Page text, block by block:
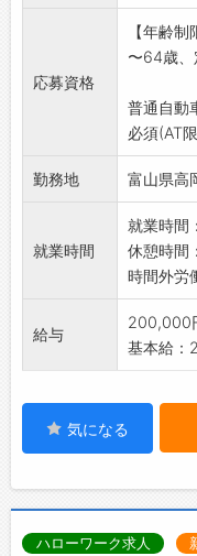
応募くだ
【変更
応募資格
【年齢制
〜64歳、
普通自動
必須(AT
勤務地 富山県高
就業時間
就業時間
休憩時間
時間外労
給与
200,000
基本給
気になる
ハローワーク求人